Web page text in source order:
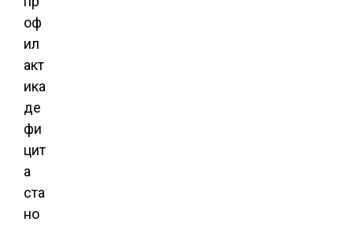
оф
ил
акт
ика
де
фи
цит
а
ста
но